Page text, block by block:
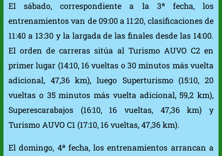
El sábado, correspondiente a la 3ª fecha, los
entrenamientos van de 09:00 a 11:20, clasificaciones de
11:40 a 13:30 y la largada de las finales desde las 14:00.
El orden de carreras sitúa al Turismo AUVO C2 en
primer lugar (14:10, 16 vueltas o 30 minutos más vuelta
adicional, 47,36 km), luego Superturismo (15:10, 20
vueltas o 35 minutos más vuelta adicional, 59,2 km),
Superescarabajos (16:10, 16 vueltas, 47,36 km) y
Turismo AUVO C1 (17:10, 16 vueltas, 47,36 km).
El domingo, 4ª fecha, los entrenamientos arrancan a